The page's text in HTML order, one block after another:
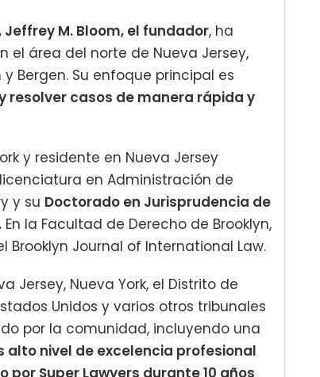
M. Bloom, el fundador, ha
el área del norte de Nueva Jersey,
Bergen. Su enfoque principal es
resolver casos de manera rápida y
y residente en Nueva Jersey
en Administración de
y su Doctorado en Jurisprudencia de
En la Facultad de Derecho de Brooklyn,
Brooklyn Journal of International Law.
Jersey, Nueva York, el Distrito de
Unidos y varios otros tribunales
por la comunidad, incluyendo una
alto nivel de excelencia profesional
Super Lawyers durante 10 años